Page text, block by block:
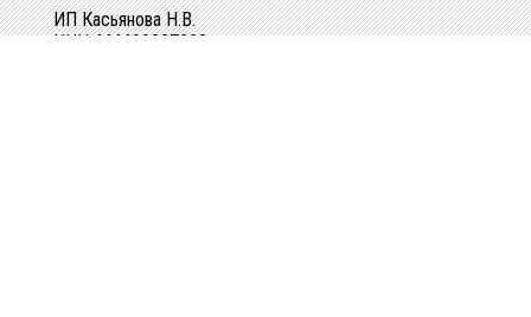
ИП Касьянова Н.В.
ИНН 444400337228